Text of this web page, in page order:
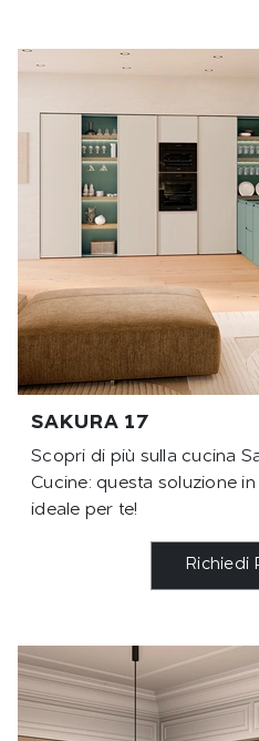
SAKURA 17
Scopri di più sulla cucina
Cucine: questa soluzione
ideale per te!
Richiedi